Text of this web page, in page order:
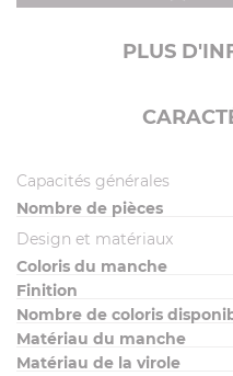
PLUS
Capacités générales
Nombre de pièces
Design et matériaux
Coloris du manche
Finition
Nombre de coloris
Matériau du manche
Matériau de la virole